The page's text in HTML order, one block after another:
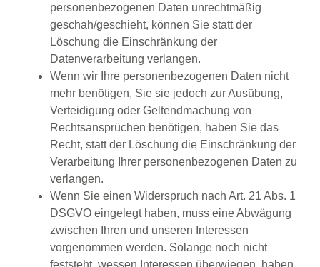
personenbezogenen Daten unrechtmäßig
geschah/geschieht, können Sie statt der
Löschung die Einschränkung der
Datenverarbeitung verlangen.
Wenn wir Ihre personenbezogenen Daten nicht
mehr benötigen, Sie sie jedoch zur Ausübung,
Verteidigung oder Geltendmachung von
Rechtsansprüchen benötigen, haben Sie das
Recht, statt der Löschung die Einschränkung der
Verarbeitung Ihrer personenbezogenen Daten zu
verlangen.
Wenn Sie einen Widerspruch nach Art. 21 Abs. 1
DSGVO eingelegt haben, muss eine Abwägung
zwischen Ihren und unseren Interessen
vorgenommen werden. Solange noch nicht
feststeht, wessen Interessen überwiegen, haben